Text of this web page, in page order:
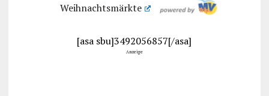
Weihnachtsmärkte
[asa sbu]3492056857[/asa]
Anzeige